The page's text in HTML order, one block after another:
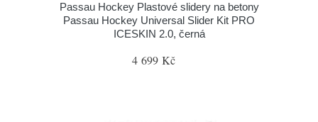
Passau Hockey Plastové slidery na betony
Passau Hockey Universal Slider Kit PRO
ICESKIN 2.0, černá
4 699 Kč